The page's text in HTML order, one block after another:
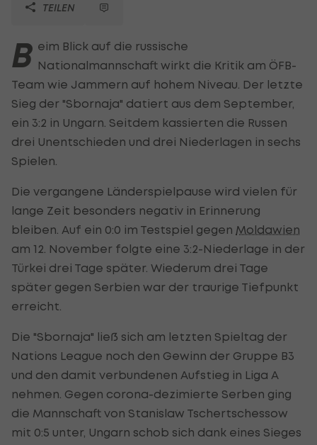
TEILEN
B eim Blick auf die russische
Nationalmannschaft wirkt die Kritik am ÖFB-
Team wie Jammern auf hohem Niveau. Der letzte
Sieg der "Sbornaja" datiert aus dem September,
ein 3:2 in Ungarn. Seitdem kassierten die Russen
drei Unentschieden und drei Niederlagen in sechs
Spielen.
Die vergangene Länderspielpause wird vielen für
lange Zeit besonders negativ in Erinnerung
bleiben. Auf ein 0:0 im Testspiel gegen Moldawien
am 12. November folgte eine 3:2-Niederlage in der
Türkei drei Tage später. Wiederum drei Tage
später gegen Serbien war der traurige Tiefpunkt
erreicht.
Die "Sbornaja" ließ sich am letzten Spieltag der
Nations League noch den Gewinn der Gruppe B3
und den damit verbundenen Aufstieg in Liga A
nehmen. Gegen corona-dezimierte Serben ging
die Mannschaft von Stanislaw Tschertschessow
mit 0:5 unter, Ungarn schob sich dank eines Sieges